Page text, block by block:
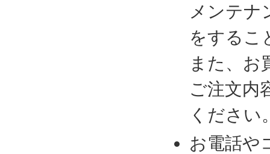
メンテナ
をするこ
また、お
ご注文内
ください
お電話や